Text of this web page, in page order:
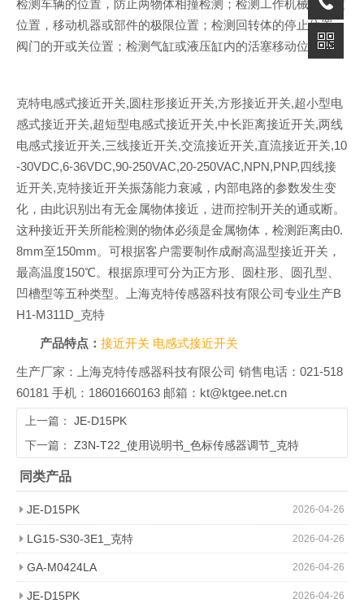
检测车辆的位置，防止两物体相撞检测；检测工作机械的设定
位置，移动机器或部件的极限位置；检测回转体的停止位置，
阀门的开或关位置；检测气缸或液压缸内的活塞移动位置
克特电感式接近开关,圆柱形接近开关,方形接近开关,超小型电
感式接近开关,超短型电感式接近开关,中长距离接近开关,两线
电感式接近开关,三线接近开关,交流接近开关,直流接近开关,10
-30VDC,6-36VDC,90-250VAC,20-250VAC,NPN,PNP,四线接
近开关,克特接近开关振荡能力衰减，内部电路的参数发生变
化，由此识别出有无金属物体接近，进而控制开关的通或断。
这种接近开关所能检测的物体必须是金属物体，检测距离由0.
8mm至150mm。可根据客户需要制作成耐高温型接近开关，
最高温度150℃。根据原理可分为正方形、圆柱形、圆孔型、
凹槽型等五种类型。上海克特传感器科技有限公司专业生产B
H1-M311D_克特
产品特点：接近开关 电感式接近开关
生产厂家：上海克特传感器科技有限公司 销售电话：021-518
60181 手机：18601660163 邮箱：kt@ktgee.net.cn
上一篇： JE-D15PK
下一篇： Z3N-T22_使用说明书_色标传感器调节_克特
同类产品
2026-04-26
JE-D15PK
2026-04-26
LG15-S30-3E1_克特
2026-04-26
GA-M0424LA
2026-04-26
JE-D15PK